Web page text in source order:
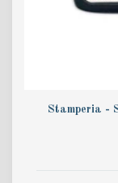
Stamperia -